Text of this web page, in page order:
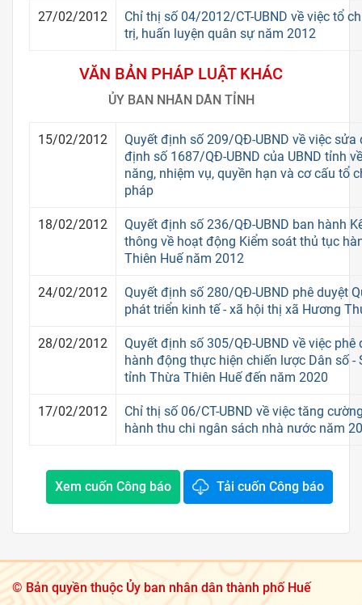
27/02/2012
Chỉ thị số 04/2012/CT-UBND về việc tổ
trị, huấn luyện quân sự năm 2012
VĂN BẢN PHÁP LUẬT KHÁC
ỦY BAN NHÂN DÂN TỈNH
15/02/2012
Quyết định số 209/QĐ-UBND về việc sửa
định số 1687/QĐ-UBND của UBND tỉnh
năng, nhiệm vụ, quyền hạn và cơ cấu tổ
pháp
18/02/2012
Quyết định số 236/QĐ-UBND ban hành
thông về hoạt động Kiểm soát thủ tục
Thiên Huế năm 2012
24/02/2012
Quyết định số 280/QĐ-UBND phê duyệt
phát triển kinh tế - xã hội thị xã Hương
28/02/2012
Quyết định số 305/QĐ-UBND về việc phê
hành động thực hiện chiến lược Dân số -
tỉnh Thừa Thiên Huế đến năm 2020
17/02/2012
Chỉ thị số 06/CT-UBND về việc tăng
hành thu chi ngân sách nhà nước năm
Xem cuốn Công báo Tải cuốn Công báo
©Bản quyền thuộc Ủy ban nhân dân thành phố Huế